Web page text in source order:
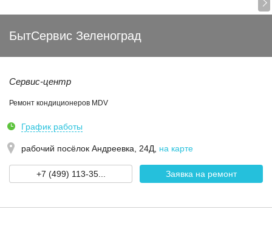
БытСервис Зеленоград
Сервис-центр
Ремонт кондиционеров MDV
График работы
рабочий посёлок Андреевка, 24Д на карте
+7 (499) 113-35... Заявка на ремонт